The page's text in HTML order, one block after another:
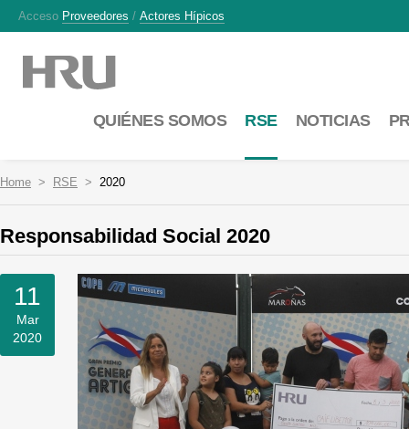
Acceso Proveedores / Actores Hípicos
QUIÉNES SOMOS RSE NOTICIAS
Home RSE 2020
Responsabilidad Social 2020
11
Mar
2020